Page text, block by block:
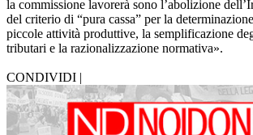
la commissione lavorerà sono l’abolizione
del criterio di “pura cassa” per la
piccole attività produttive, la semplificazione
tributari e la razionalizzazione normativa».
CONDIVIDI |